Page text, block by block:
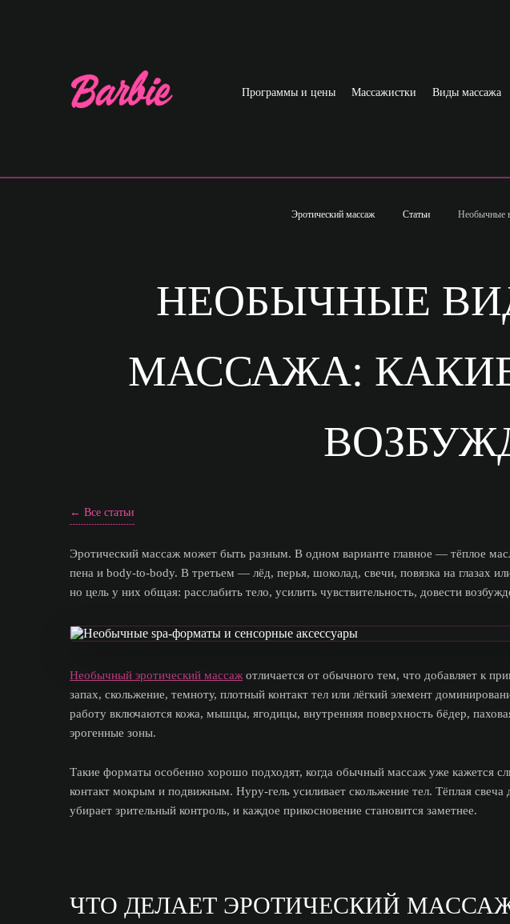
Программы и цены Массажистки Виды массажа
Эротический массаж Статьи Необычные
НЕОБЫЧНЫЕ
МАССАЖА:
← Все статьи
Эротический массаж может быть разным. В одном варианте главное — тёплое
пена и body-to-body. В третьем — лёд, перья, шоколад, свечи, повязка на глазах
но цель у них общая: расслабить тело, усилить чувствительность, довести
Необычный эротический массаж отличается от обычного тем, что добавляет к
запах, скольжение, темноту, плотный контакт тел или лёгкий элемент
работу включаются кожа, мышцы, ягодицы, внутренняя поверхность бёдер,
эрогенные зоны.
Такие форматы особенно хорошо подходят, когда обычный массаж уже кажется
контакт мокрым и подвижным. Нуру-гель усиливает скольжение тел. Тёплая
убирает зрительный контроль, и каждое прикосновение становится заметнее.
ЧТО ДЕЛАЕТ ЭРОТИЧЕСКИЙ